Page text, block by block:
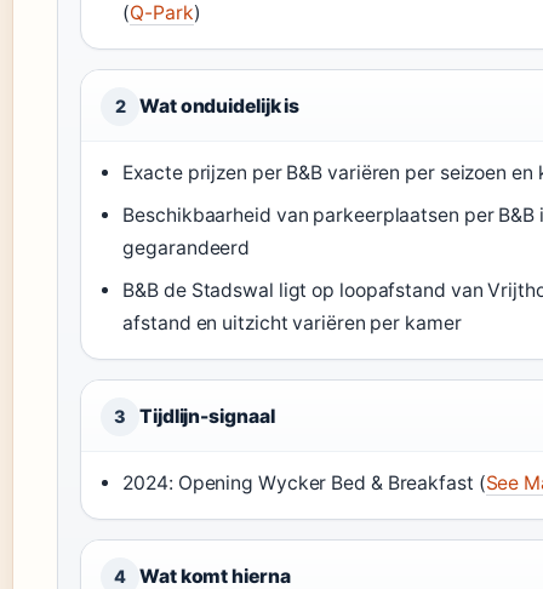
(Q-Park)
2 Wat onduidelijk is
Exacte prijzen per B&B variëren per seizoen en
Beschikbaarheid van parkeerplaatsen per B&B
gegarandeerd
B&B de Stadswal ligt op loopafstand van
afstand en uitzicht variëren per kamer
3 Tijdlijn-signaal
2024: Opening Wycker Bed & Breakfast (See
4 Wat komt hierna